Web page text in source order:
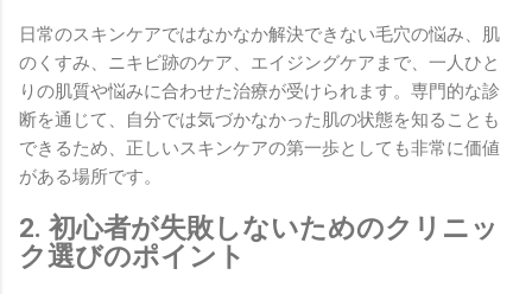
日常のスキンケアではなかなか解決できない毛穴の悩み、肌
のくすみ、ニキビ跡のケア、エイジングケアまで、一人ひと
りの肌質や悩みに合わせた治療が受けられます。専門的な診
断を通じて、自分では気づかなかった肌の状態を知ることも
できるため、正しいスキンケアの第一歩としても非常に価値
がある場所です。
2. 初心者が失敗しないためのクリニッ
ク選びのポイント